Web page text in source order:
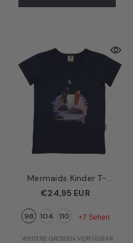
Mermaids Kinder T-
Shirt Dunkelblau –
Meerjungfrauen | Bio-
€24,95 EUR
98 104 110 +7 Sehen
WEITERE GRÖSSEN VERFÜGBAR